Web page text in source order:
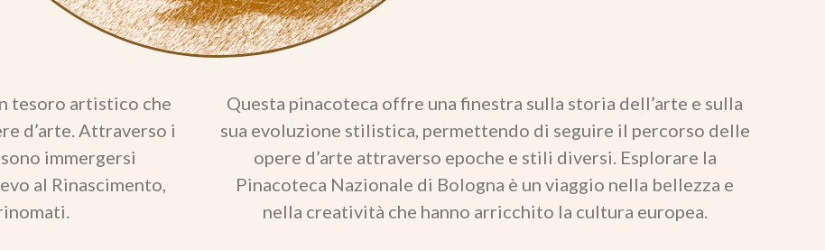
tesoro artistico che
d’arte. Attraverso i
immergersi
al Rinascimento,
Questa pinacoteca offre una finestra sulla storia dell’arte e sulla
sua evoluzione stilistica, permettendo di seguire il percorso delle
opere d’arte attraverso epoche e stili diversi. Esplorare la
Pinacoteca Nazionale di Bologna è un viaggio nella bellezza e
nella creatività che hanno arricchito la cultura europea.